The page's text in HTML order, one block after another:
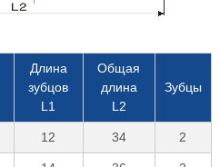
Длина
зубцов
L1
Общая
длина
L2
Зубцы
12 34 2